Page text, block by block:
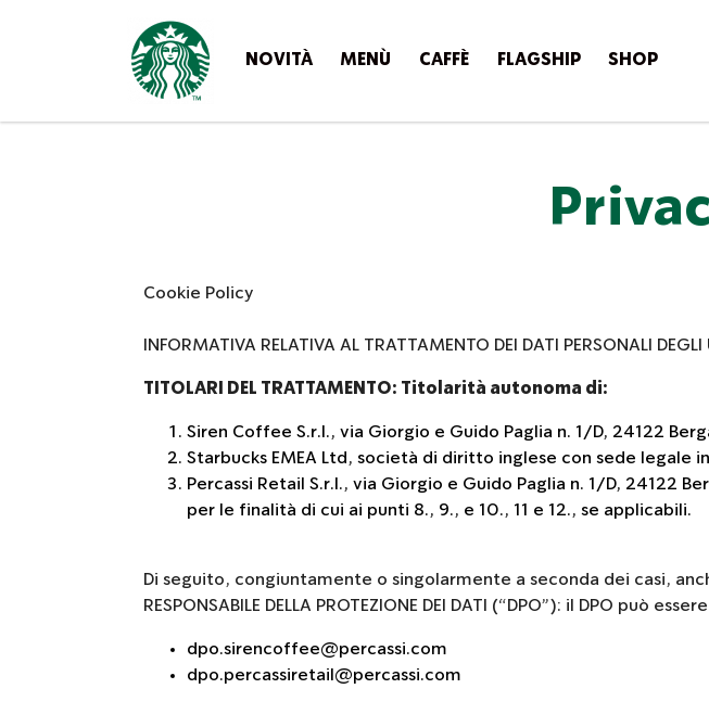
NOVITÀ MENÙ CAFFÈ FLAGSHIP SHOP
Cookie Policy
INFORMATIVA RELATIVA AL TRATTAMENTO DEI DATI PERSONALI
TITOLARI DEL TRATTAMENTO: Titolarità autonoma di:
Siren Coffee S.r.l., via Giorgio e Guido Paglia n. 1/D, 24122
Starbucks EMEA Ltd, società di diritto inglese con sede
Percassi Retail S.r.l., via Giorgio e Guido Paglia n. 1/D, 24122
per le finalità di cui ai punti 8., 9., e 10., 11 e 12., se applicabili.
Di seguito, congiuntamente o singolarmente a seconda dei casi,
RESPONSABILE DELLA PROTEZIONE DEI DATI (“DPO”): il DPO può
dpo.sirencoffee@percassi.com
dpo.percassiretail@percassi.com